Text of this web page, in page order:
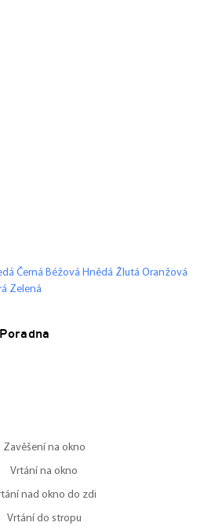
Černá Béžová Hnědá Žlutá Oranžová
Zelená
Poradna
Zavěšení na okno
Vrtání na okno
nad okno do zdi
Vrtání do stropu